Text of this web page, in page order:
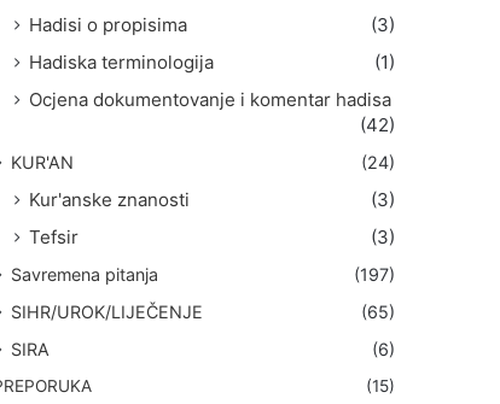
Hadisi o propisima
(3)
Hadiska terminologija
(1)
Ocjena dokumentovanje i komentar hadisa
(42)
KUR'AN (24)
Kur'anske znanosti
(3)
Tefsir
(3)
Savremena pitanja
(197)
SIHR/UROK/LIJEČENJE
(65)
SIRA
(6)
(15)